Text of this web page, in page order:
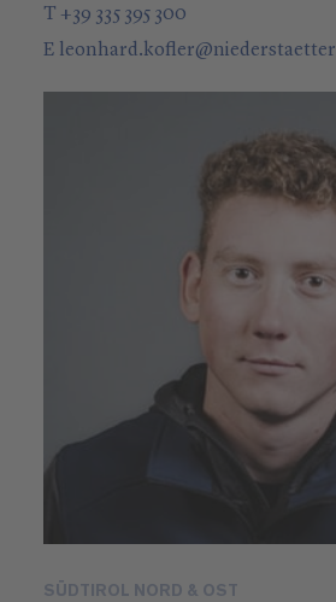
T +39 335 395 300
E leonhard.kofler@niederstaetter
SÜDTIROL NORD & OST